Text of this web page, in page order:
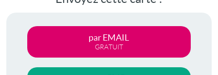
par EMAIL
GRATUIT